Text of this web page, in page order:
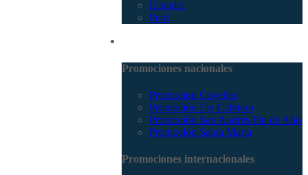
Ecuador
Perú
Promociones nacionales
Promocion Coveñas
Promoción Eje Cafetero
Promoción San Andrés Fin de Año
Promoción Santa Marta
Promociones internacionales